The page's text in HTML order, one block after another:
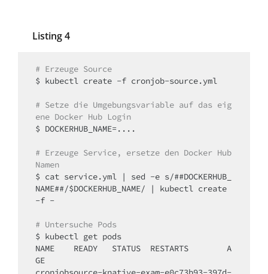
Listing 4
# Erzeuge Source
$ kubectl create -f cronjob-source.yml
# Setze die Umgebungsvariable auf das eig
ene Docker Hub Login
$ DOCKERHUB_NAME=....
# Erzeuge Service, ersetze den Docker Hub
Namen
$ cat service.yml | sed -e s/##DOCKERHUB_
NAME##/$DOCKERHUB_NAME/ | kubectl create
-f -
# Untersuche Pods
$ kubectl get pods
NAME	READY	STATUS	RESTARTS	A
GE